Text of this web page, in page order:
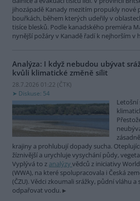
jihozápadě Kanady mezitím propukly nové
bouřkách, během kterých udeřily v
tisíce blesků. Podle kanadského premiéra
nynější požáry v Kanadě řadí k nejhorším v
Analýza: I když nebudou ubývat
kvůli klimatické změně sílit
28.7.2026 01:22 (ČTK)
Diskuse: 54
Letošní
krajiny a prohlubují dopady sucha.
žíznivější a urychluje vysychání půdy,
Vyplývá to z analýzy vědců z iniciativy
(WWA), na které spolupracovala i Česká
(ČZU). Vědci zkoumali srážky, půdní vláhu
odpařovat vodu.